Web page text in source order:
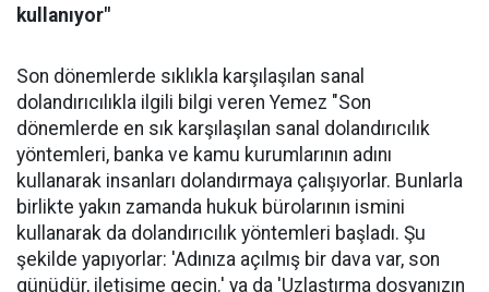
kullanıyor"
Son dönemlerde sıklıkla karşılaşılan sanal
dolandırıcılıkla ilgili bilgi veren Yemez "Son
dönemlerde en sık karşılaşılan sanal dolandırıcılık
yöntemleri, banka ve kamu kurumlarının adını
kullanarak insanları dolandırmaya çalışıyorlar. Bunlarla
birlikte yakın zamanda hukuk bürolarının ismini
kullanarak da dolandırıcılık yöntemleri başladı. Şu
şekilde yapıyorlar: 'Adınıza açılmış bir dava var, son
günüdür, iletişime geçin.' ya da 'Uzlaştırma dosyanızın